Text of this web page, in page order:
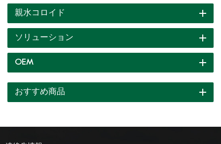
親水コロイド
ソリューション
OEM
おすすめ商品